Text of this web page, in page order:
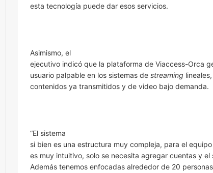
esta tecnología puede dar esos servicios.
Asimismo, el
ejecutivo indicó que la plataforma de Viaccess-Orca
usuario palpable en los sistemas de streaming
contenidos ya transmitidos y de video bajo demanda.
“El sistema
si bien es una estructura muy compleja, para el
es muy intuitivo, solo se necesita agregar cuentas y el
Además tenemos enfocadas alrededor de 20